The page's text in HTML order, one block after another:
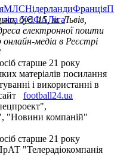
МЛСНідерландиФранція
УЄФАЛіга
буд. 15, м. Львів,
електронної пошти
медіа в Реєстрі
старше 21 року
матеріалів посилання
і використанні в
football24.ua
"Новини компаній"
старше 21 року
"Телерадіокомпанія